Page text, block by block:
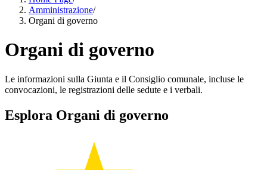
Amministrazione/
Organi di governo
Organi di governo
Le informazioni sulla Giunta e il Consiglio comunale, incluse le
convocazioni, le registrazioni delle sedute e i verbali.
Esplora Organi di governo